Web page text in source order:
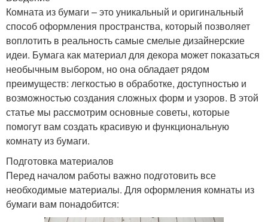
Комната из бумаги – это уникальный и оригинальный
способ оформления пространства, который позволяет
воплотить в реальность самые смелые дизайнерские
идеи. Бумага как материал для декора может показаться
необычным выбором, но она обладает рядом
преимуществ: легкостью в обработке, доступностью и
возможностью создания сложных форм и узоров. В этой
статье мы рассмотрим основные советы, которые
помогут вам создать красивую и функциональную
комнату из бумаги.
Подготовка материалов
Перед началом работы важно подготовить все
необходимые материалы. Для оформления комнаты из
бумаги вам понадобится: